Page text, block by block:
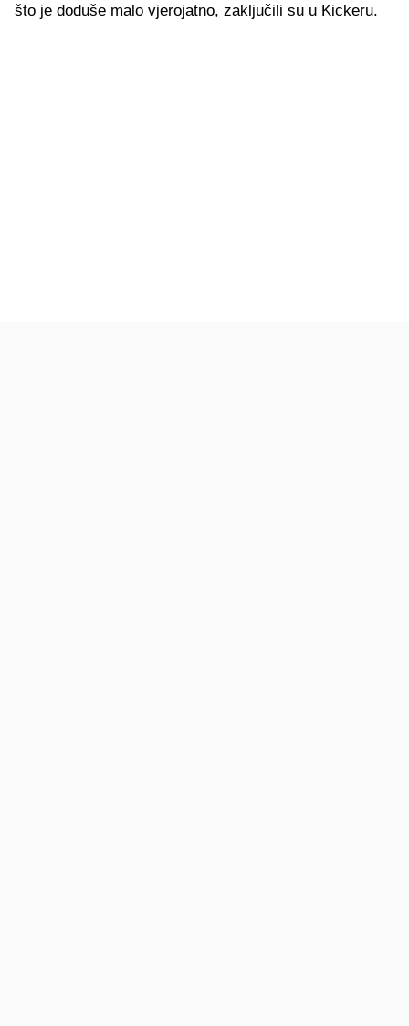
što je doduše malo vjerojatno, zaključili su u Kickeru.